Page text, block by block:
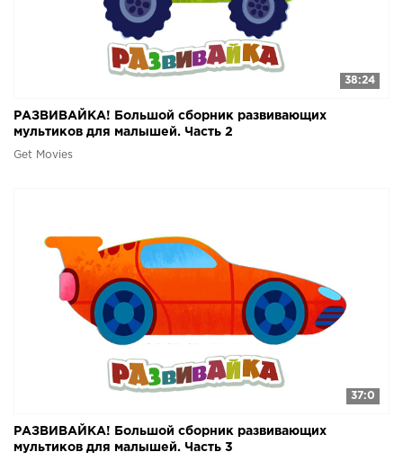
38:24
РАЗВИВАЙКА! Большой сборник развивающих
мультиков для малышей. Часть 2
Get Movies
37:0
РАЗВИВАЙКА! Большой сборник развивающих
мультиков для малышей. Часть 3